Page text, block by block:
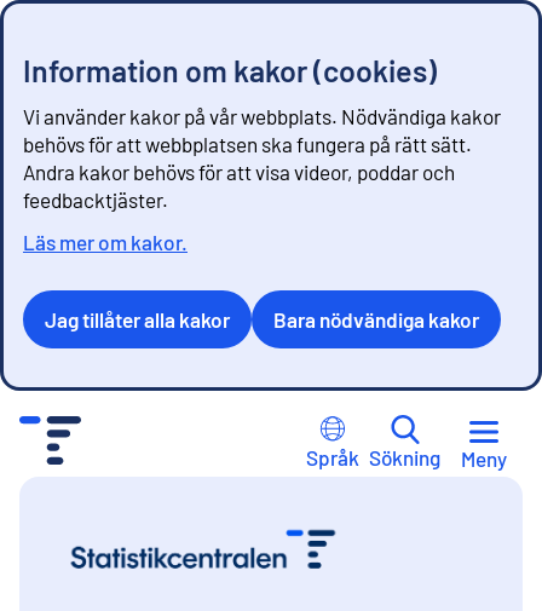
Information om kakor (cookies)
Vi använder kakor på vår webbplats. Nödvändiga kakor
behövs för att webbplatsen ska fungera på rätt sätt.
Andra kakor behövs för att visa videor, poddar och
feedbacktjäster.
Läs mer om kakor.
Jag tillåter alla kakor Bara nödvändiga kakor
Språk Sökning Meny
Förstasidan